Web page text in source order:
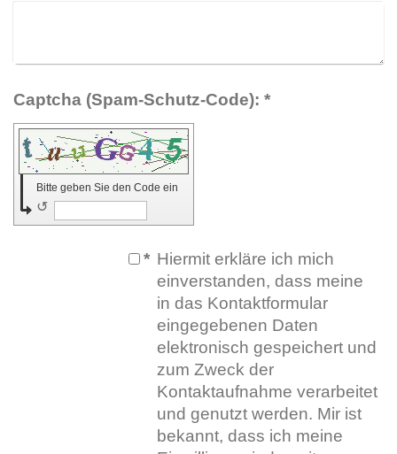
Captcha (Spam-Schutz-Code): *
Bitte geben Sie den Code ein
↺
* Hiermit erkläre ich mich
einverstanden, dass meine
in das Kontaktformular
eingegebenen Daten
elektronisch gespeichert und
zum Zweck der
Kontaktaufnahme verarbeitet
und genutzt werden. Mir ist
bekannt, dass ich meine